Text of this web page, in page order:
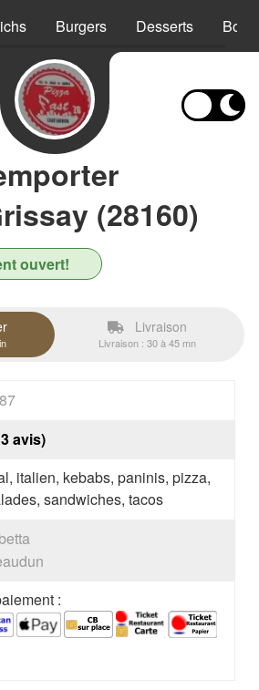
Burgers Desserts
(28160)
ouvert!
Livraison
Livraison : 30 à 45 mn
avis)
italien, kebabs, paninis, pizza,
sandwiches, tacos
: